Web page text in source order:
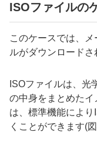
ISOファイルの
このケースでは、
ルがダウンロードさ
ISOファイルは、光
の中身をまとめたイ
は、標準機能により
くことができます(図